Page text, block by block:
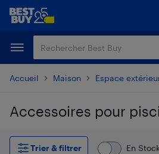
Passer
principal
Passer
Accueil Maison Espace
Accessoires pour
Passer aux résultats
Trier & filtrer
En